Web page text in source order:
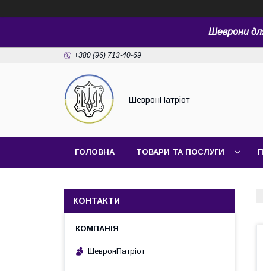
Шеврони
+380 (96) 713-40-69
ШевронПатріот
ГОЛОВНА ТОВАРИ ТА ПОСЛУГИ
КОНТАКТИ
ШевронПатріот